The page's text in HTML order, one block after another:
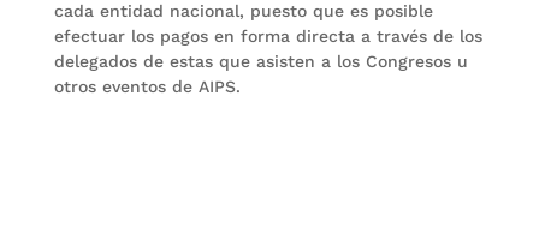
cada entidad nacional, puesto que es posible
efectuar los pagos en forma directa a través de los
delegados de estas que asisten a los Congresos u
otros eventos de AIPS.